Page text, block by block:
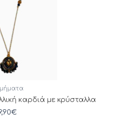
καρδιά με κρύσταλλα
€